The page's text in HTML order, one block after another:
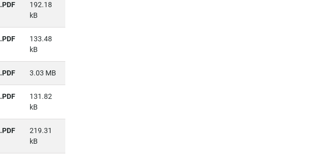
.PDF
192.18
kB
.PDF
133.48
kB
.PDF 3.03 MB
.PDF
131.82
kB
.PDF
219.31
kB